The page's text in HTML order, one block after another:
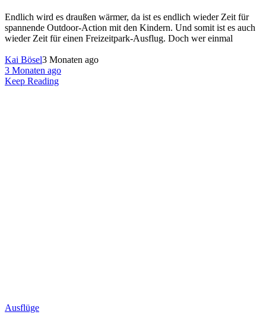
Endlich wird es draußen wärmer, da ist es endlich wieder Zeit für
spannende Outdoor-Action mit den Kindern. Und somit ist es auch
wieder Zeit für einen Freizeitpark-Ausflug. Doch wer einmal
Kai Bösel3 Monaten ago
3 Monaten ago
Keep Reading
Ausflüge